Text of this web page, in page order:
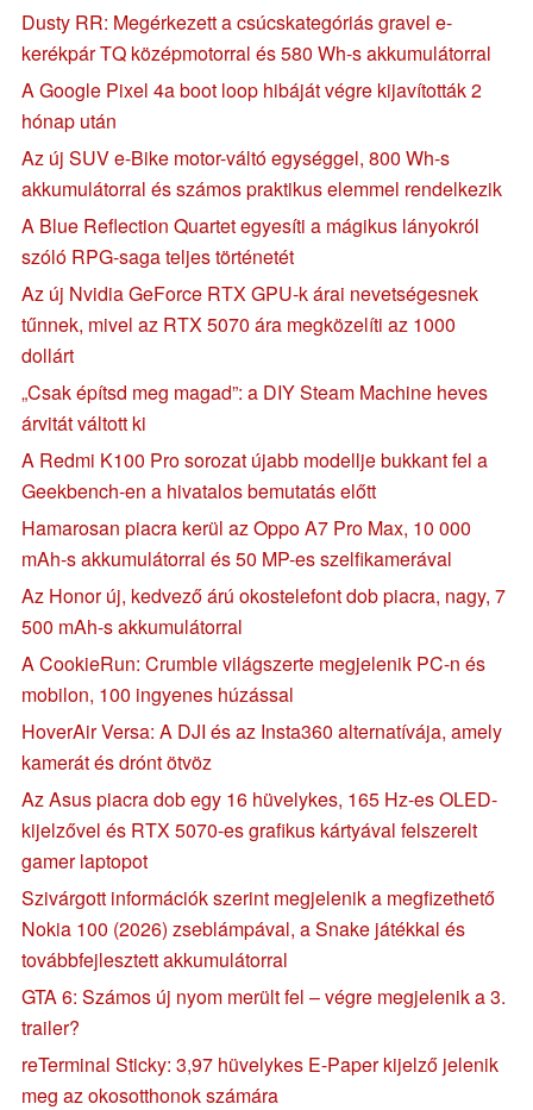
Dusty RR: Megérkezett a csúcskategóriás gravel e-
kerékpár TQ középmotorral és 580 Wh-s akkumulátorral
A Google Pixel 4a boot loop hibáját végre kijavították 2
hónap után
Az új SUV e-Bike motor-váltó egységgel, 800 Wh-s
akkumulátorral és számos praktikus elemmel rendelkezik
A Blue Reflection Quartet egyesíti a mágikus lányokról
szóló RPG-saga teljes történetét
Az új Nvidia GeForce RTX GPU-k árai nevetségesnek
tűnnek, mivel az RTX 5070 ára megközelíti az 1000
dollárt
„Csak építsd meg magad”: a DIY Steam Machine heves
árvitát váltott ki
A Redmi K100 Pro sorozat újabb modellje bukkant fel a
Geekbench-en a hivatalos bemutatás előtt
Hamarosan piacra kerül az Oppo A7 Pro Max, 10 000
mAh-s akkumulátorral és 50 MP-es szelfikamerával
Az Honor új, kedvező árú okostelefont dob piacra, nagy, 7
500 mAh-s akkumulátorral
A CookieRun: Crumble világszerte megjelenik PC-n és
mobilon, 100 ingyenes húzással
HoverAir Versa: A DJI és az Insta360 alternatívája, amely
kamerát és drónt ötvöz
Az Asus piacra dob egy 16 hüvelykes, 165 Hz-es OLED-
kijelzővel és RTX 5070-es grafikus kártyával felszerelt
gamer laptopot
Szivárgott információk szerint megjelenik a megfizethető
Nokia 100 (2026) zseblámpával, a Snake játékkal és
továbbfejlesztett akkumulátorral
GTA 6: Számos új nyom merült fel – végre megjelenik a 3.
trailer?
reTerminal Sticky: 3,97 hüvelykes E-Paper kijelző jelenik
meg az okosotthonok számára